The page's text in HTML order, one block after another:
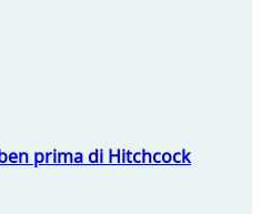
prima di Hitchcock